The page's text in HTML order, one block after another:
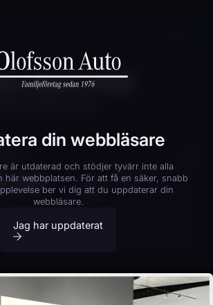
din webbläsare
är utdaterad och stödjer tyvärr inte alla
här webbplatsen. För att få en säker, snabb
ber vi dig att du uppdaterar din
webbläsare.
Jag har uppdaterat
Benz EQB
20% (65 800kr)
36 mån
23F KOPIERA
Boka provkörning